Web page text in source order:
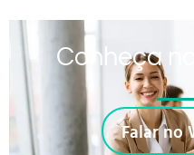
Conheça
Falar no